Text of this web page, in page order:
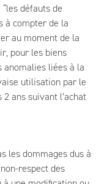
défauts de
à compter de la
au moment de la
pour les biens
anomalies liées à la
utilisation par le
ans suivant l’achat
les dommages dus à
respect des